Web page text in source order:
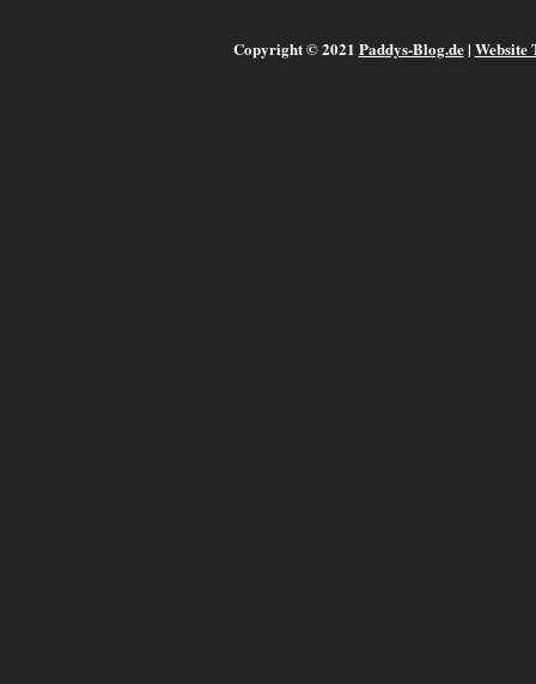
Copyright © 2021 Paddys-Blog.de| Website